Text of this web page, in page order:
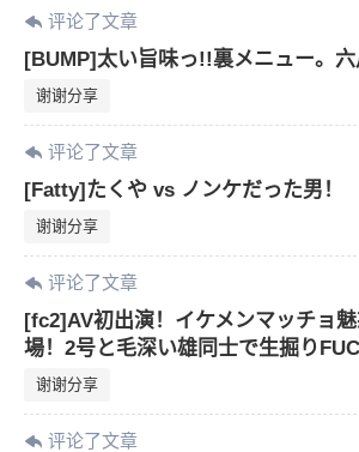
评论了文章
[BUMP]太い旨味っ!!裏メニュー。
谢谢分享
评论了文章
[Fatty]たくや vs ノンケだった男！
谢谢分享
评论了文章
[fc2]AV初出演！イケメンマッチョ
場！2号と毛深い雄同士で生掘り
谢谢分享
评论了文章